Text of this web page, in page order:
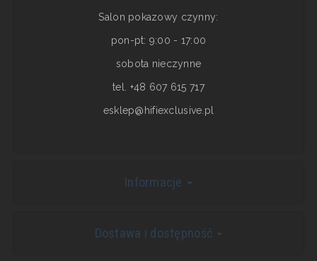
Salon pokazowy czynny:
pon-pt: 9:00 - 17:00
sobota nieczynne
tel. +48 607 615 717
esklep@hifiexclusive.pl
Informacje
Dostawa i dostępność